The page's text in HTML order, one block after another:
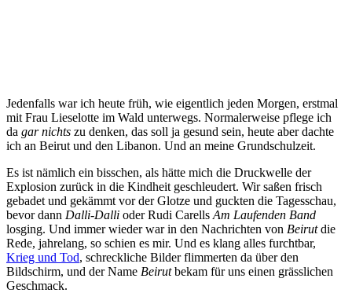
Jedenfalls war ich heute früh, wie eigentlich jeden Morgen, erstmal
mit Frau Lieselotte im Wald unterwegs. Normalerweise pflege ich
da gar nichts zu denken, das soll ja gesund sein, heute aber dachte
ich an Beirut und den Libanon. Und an meine Grundschulzeit.
Es ist nämlich ein bisschen, als hätte mich die Druckwelle der
Explosion zurück in die Kindheit geschleudert. Wir saßen frisch
gebadet und gekämmt vor der Glotze und guckten die Tagesschau,
bevor dann Dalli-Dalli oder Rudi Carells Am Laufenden Band
losging. Und immer wieder war in den Nachrichten von Beirutdie
Rede, jahrelang, so schien es mir. Und es klang alles furchtbar,
Krieg und Tod, schreckliche Bilder flimmerten da über den
Bildschirm, und der Name Beirutbekam für uns einen grässlichen
Geschmack.